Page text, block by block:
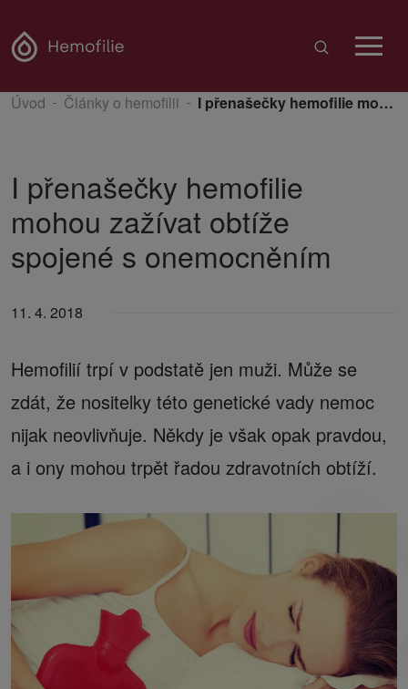
Úvod Články o hemofilii I přenašečky hemofilie mohou zažívat obtíže spojené s onemocněním
I přenašečky hemofilie
mohou zažívat obtíže
spojené s onemocněním
11. 4. 2018
Hemofilií trpí v podstatě jen muži. Může se
zdát, že nositelky této genetické vady nemoc
nijak neovlivňuje. Někdy je však opak pravdou,
a i ony mohou trpět řadou zdravotních obtíží.